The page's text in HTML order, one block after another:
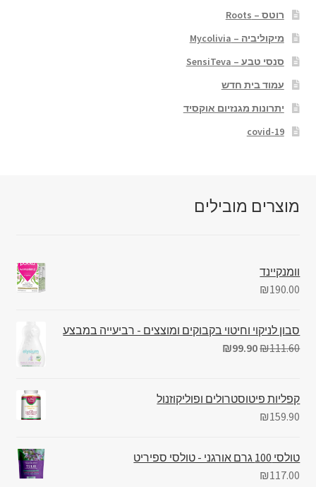
רוטס – Roots
מיקוליביה – Mycolivia
סנסי טבע – SensiTeva
עמוד בית חדש
יתרונות מגנזיום אוקסיד
covid-19
מוצרים מובילים
וומנקיינד
₪190.00
סבון לניקוי וחיטוי בקבוקים ומוצצים - רביעייה במבצע
₪111.60
₪99.90
קפליות פיטוסטרולים ופוליקוזנול
₪159.90
טולסי 100 גרם אורגני - טולסי ספיריט
₪117.00